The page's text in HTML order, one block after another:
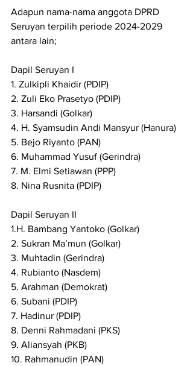
Adapun nama-nama anggota DPRD
Seruyan terpilih periode 2024-2029
antara lain;
Dapil Seruyan I
1. Zulkipli Khaidir (PDIP)
2. Zuli Eko Prasetyo (PDIP)
3. Harsandi (Golkar)
4. H. Syamsudin Andi Mansyur (Hanura)
5. Bejo Riyanto (PAN)
6. Muhammad Yusuf (Gerindra)
7. M. Elmi Setiawan (PPP)
8. Nina Rusnita (PDIP)
Dapil Seruyan II
1.H. Bambang Yantoko (Golkar)
2. Sukran Ma’mun (Golkar)
3. Muhtadin (Gerindra)
4. Rubianto (Nasdem)
5. Arahman (Demokrat)
6. Subani (PDIP)
7. Hadinur (PDIP)
8. Denni Rahmadani (PKS)
9. Aliansyah (PKB)
10. Rahmanudin (PAN)